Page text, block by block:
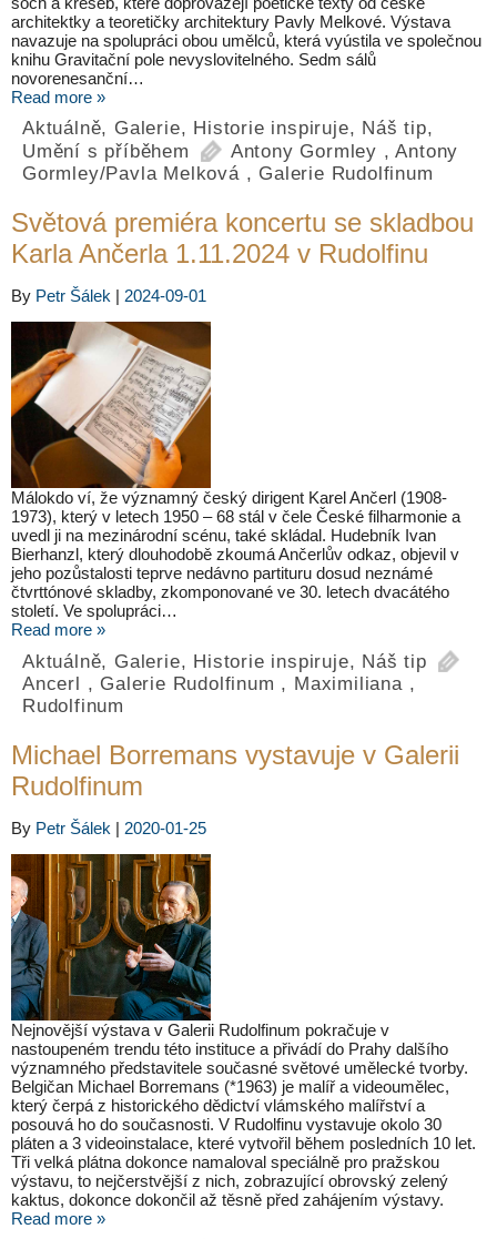
architektky a teoretičky architektury Pavly Melkové. Výstava
navazuje na spolupráci obou umělců, která vyústila ve společnou
knihu Gravitační pole nevyslovitelného. Sedm sálů
novorenesanční…
Read more »
Aktuálně, Galerie, Historie inspiruje, Náš tip,
Umění s příběhem
Antony Gormley ,Antony
Gormley/Pavla Melková, Galerie Rudolfinum
Světová premiéra koncertu se skladbou
Karla Ančerla 1.11.2024 v Rudolfinu
By Petr Šálek | 2024-09-01
Málokdo ví, že významný český dirigent Karel Ančerl (1908-
1973), který v letech 1950 – 68 stál v čele České filharmonie a
uvedl ji na mezinárodní scénu, také skládal. Hudebník Ivan
Bierhanzl, který dlouhodobě zkoumá Ančerlův odkaz, objevil v
jeho pozůstalosti teprve nedávno partituru dosud neznámé
čtvrttónové skladby, zkomponované ve 30. letech dvacátého
století. Ve spolupráci…
Read more »
Aktuálně, Galerie, Historie inspiruje, Náš tip
Ancerl
, Galerie Rudolfinum , Maximiliana,
Rudolfinum
Michael Borremans vystavuje v Galerii
Rudolfinum
By Petr Šálek | 2020-01-25
Nejnovější výstava v Galerii Rudolfinum pokračuje v
nastoupeném trendu této instituce a přivádí do Prahy dalšího
významného představitele současné světové umělecké tvorby.
Belgičan Michael Borremans (*1963) je malíř a videoumělec,
který čerpá z historického dědictví vlámského malířství a
posouvá ho do současnosti. V Rudolfinu vystavuje okolo 30
pláten a 3 videoinstalace, které vytvořil během posledních 10 let.
Tři velká plátna dokonce namaloval speciálně pro pražskou
výstavu, to nejčerstvější z nich, zobrazující obrovský zelený
kaktus, dokonce dokončil až těsně před zahájením výstavy.
Read more »